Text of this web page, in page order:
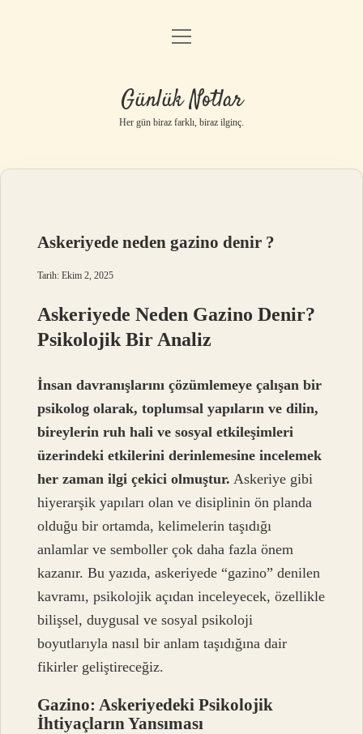
Anasayfa
Yasal Uyarı
menüyü
Günlük Notlar
Her gün biraz farklı, biraz ilginç.
Askeriyede neden gazino denir ?
Tarih: Ekim 2, 2025
Askeriyede Neden Gazino Denir?
Psikolojik Bir Analiz
İnsan davranışlarını çözümlemeye çalışan bir
psikolog olarak, toplumsal yapıların ve dilin,
bireylerin ruh hali ve sosyal etkileşimleri
üzerindeki etkilerini derinlemesine incelemek
her zaman ilgi çekici olmuştur. Askeriye gibi
hiyerarşik yapıları olan ve disiplinin ön planda
olduğu bir ortamda, kelimelerin taşıdığı
anlamlar ve semboller çok daha fazla önem
kazanır. Bu yazıda, askeriyede “gazino” denilen
kavramı, psikolojik açıdan inceleyecek, özellikle
bilişsel, duygusal ve sosyal psikoloji
boyutlarıyla nasıl bir anlam taşıdığına dair
fikirler geliştireceğiz.
Gazino: Askeriyedeki Psikolojik
İhtiyaçların Yansıması